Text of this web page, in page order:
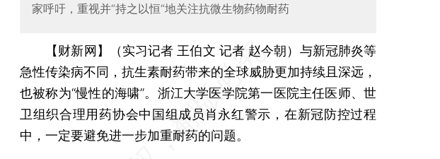
家呼吁，重视并“持之以恒“地关注抗微生物药物耐药
【财新网】（实习记者 王伯文 记者 赵今朝） 与新冠肺炎等
急性传染病不同，抗生素耐药带来的全球威胁更加持续且深远，
也被称为“慢性的海啸”。浙江大学医学院第一医院主任医师、世
卫组织合理用药协会中国组成员肖永红警示，在新冠防控过程
中，一定要避免进一步加重耐药的问题。